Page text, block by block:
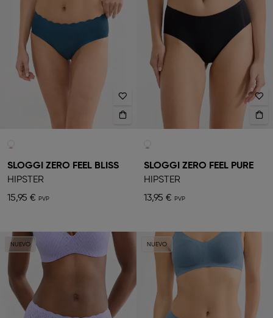
SLOGGI ZERO FEEL BLISS
HIPSTER
15,95 €
SLOGGI ZERO FEEL PURE
HIPSTER
13,95 €
NUEVO NUEVO